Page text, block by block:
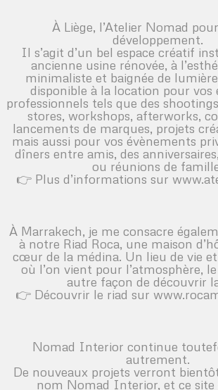
À Liège, l’Atelier Nomad
développement.
Il s’agit d’un bel espace créatif
ancienne usine rénovée, à
minimaliste et baignée de
disponible à la location pour vos
professionnels tels que des
stores, workshops, afterworks,
lancements de marques, projets
mais aussi pour vos évènements
dîners entre amis, des
ou réunions de
👉 Plus d’informations sur
À Marrakech, je me consacre
à notre Riad Roca, une maison
cœur de la médina. Un lieu de vie
où l’on vient pour l’atmosphère,
autre façon de découvrir
👉 Découvrir le riad sur
Nomad Interior continue
autrement.
De nouveaux projets verront
nom Nomad Interior, et ce site